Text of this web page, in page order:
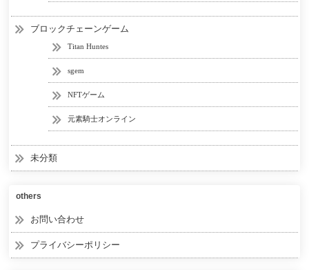
ブロックチェーンゲーム
Titan Huntes
sgem
NFTゲーム
元素騎士オンライン
未分類
others
お問い合わせ
プライバシーポリシー